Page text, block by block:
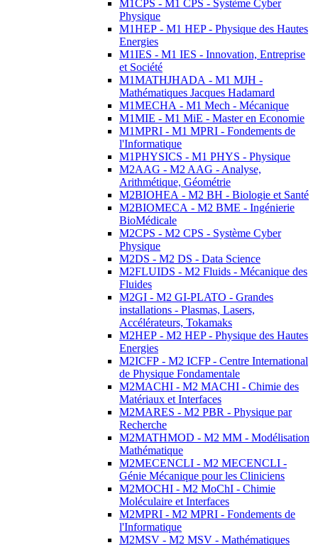
M1CPS - M1 CPS - Système Cyber
Physique
M1HEP - M1 HEP - Physique des Hautes
Energies
M1IES - M1 IES - Innovation, Entreprise
et Société
M1MATHJHADA - M1 MJH -
Mathématiques Jacques Hadamard
M1MECHA - M1 Mech - Mécanique
M1MIE - M1 MiE - Master en Economie
M1MPRI - M1 MPRI - Fondements de
l'Informatique
M1PHYSICS - M1 PHYS - Physique
M2AAG - M2 AAG - Analyse,
Arithmétique, Géométrie
M2BIOHEA - M2 BH - Biologie et Santé
M2BIOMECA - M2 BME - Ingénierie
BioMédicale
M2CPS - M2 CPS - Système Cyber
Physique
M2DS - M2 DS - Data Science
M2FLUIDS - M2 Fluids - Mécanique des
Fluides
M2GI - M2 GI-PLATO - Grandes
installations - Plasmas, Lasers,
Accélérateurs, Tokamaks
M2HEP - M2 HEP - Physique des Hautes
Energies
M2ICFP - M2 ICFP - Centre International
de Physique Fondamentale
M2MACHI - M2 MACHI - Chimie des
Matériaux et Interfaces
M2MARES - M2 PBR - Physique par
Recherche
M2MATHMOD - M2 MM - Modélisation
Mathématique
M2MECENCLI - M2 MECENCLI -
Génie Mécanique pour les Cliniciens
M2MOCHI - M2 MoChI - Chimie
Moléculaire et Interfaces
M2MPRI - M2 MPRI - Fondements de
l'Informatique
M2MSV - M2 MSV - Mathématiques